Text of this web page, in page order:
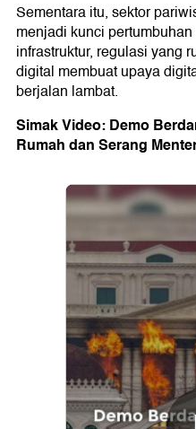
Sementara itu, sektor
menjadi kunci
infrastruktur, regulasi yang
digital membuat upaya
berjalan lambat.
Simak Video: Demo
Rumah dan Serang